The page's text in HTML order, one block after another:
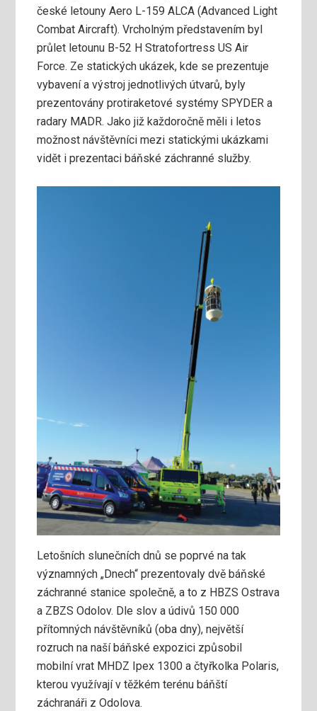
české letouny Aero L-159 ALCA (Advanced Light
Combat Aircraft). Vrcholným představením byl
průlet letounu B-52 H Stratofortress US Air
Force. Ze statických ukázek, kde se prezentuje
vybavení a výstroj jednotlivých útvarů, byly
prezentovány protiraketové systémy SPYDER a
radary MADR. Jako již každoročně měli i letos
možnost návštěvníci mezi statickými ukázkami
vidět i prezentaci báňské záchranné služby.
Letošních slunečních dnů se poprvé na tak
významných „Dnech“ prezentovaly dvě báňské
záchranné stanice společně, a to z HBZS Ostrava
a ZBZS Odolov. Dle slov a údivů 150 000
přítomných návštěvníků (oba dny), největší
rozruch na naší báňské expozici způsobil
mobilní vrat MHDZ Ipex 1300 a čtyřkolka Polaris,
kterou využívají v těžkém terénu báňští
záchranáři z Odolova.